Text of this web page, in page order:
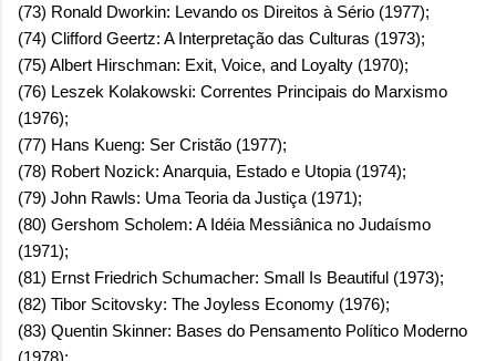
(73) Ronald Dworkin: Levando os Direitos à Sério (1977);
(74) Clifford Geertz: A Interpretação das Culturas (1973);
(75) Albert Hirschman: Exit, Voice, and Loyalty (1970);
(76) Leszek Kolakowski: Correntes Principais do Marxismo
(1976);
(77) Hans Kueng: Ser Cristão (1977);
(78) Robert Nozick: Anarquia, Estado e Utopia (1974);
(79) John Rawls: Uma Teoria da Justiça (1971);
(80) Gershom Scholem: A Idéia Messiânica no Judaísmo
(1971);
(81) Ernst Friedrich Schumacher: Small Is Beautiful (1973);
(82) Tibor Scitovsky: The Joyless Economy (1976);
(83) Quentin Skinner: Bases do Pensamento Político Moderno
(1978);